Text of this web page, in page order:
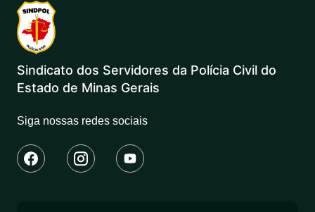
Sindicato dos Servidores da Polícia Civil do
Estado de Minas Gerais
Siga nossas redes sociais